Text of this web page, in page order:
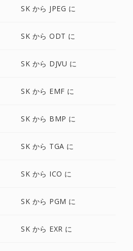
SK から JPEG に
SK から ODT に
SK から DJVU に
SK から EMF に
SK から BMP に
SK から TGA に
SK から ICO に
SK から PGM に
SK から EXR に